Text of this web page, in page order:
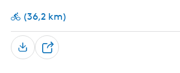
(36,2 km)
D